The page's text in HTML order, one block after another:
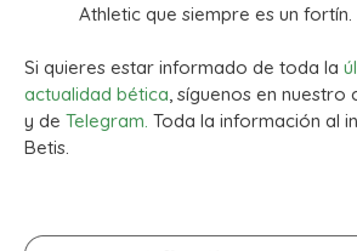
Athletic que siempre es un fortín.
Si quieres estar informado de toda la
actualidad bética, síguenos en nuestro
y de Telegram. Toda la información al
Betis.